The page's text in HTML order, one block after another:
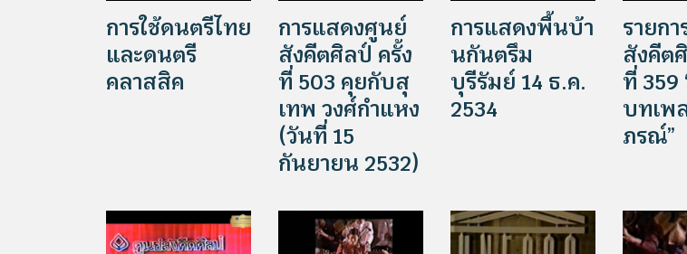
การใช้ดนตรีไทย
และดนตรี
คลาสสิค
การแสดงศูนย์
สังคีตศิลป์ ครั้ง
ที่ 503 คุยกับสุ
เทพ วงศ์กำแหง
(วันที่ 15
กันยายน 2532)
การแสดงพื้นบ้า
นกันตรึม
บุรีรัมย์ 14 ธ.ค.
2534
รายก
สังคีต
ที่ 359
บทเพ
ภรณ์”